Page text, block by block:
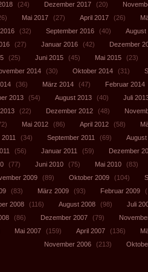
(24) Dezember 2017 (20)
Mai 2017 (27) April 2017 (26)
(32) September 2016 (40)
August
(27) Januar 2016 (42)
Dezember
(25) Juni 2015 (45) Mai 2015
(23)
2014 (30) Oktober 2014 (31)
(36) März 2014 (47) Februar 2014
2013 (54) August 2013 (40)
Juli
(22) Dezember 2012 (48)
Mai 2012 (86) April 2012 (58)
(34) September 2011 (69)
August
(56) Januar 2011 (59)
Dezember
(77) Juni 2010 (75) Mai 2010
(83)
2009 (89) Oktober 2009 (104)
(83) März 2009 (93) Februar 2009
2008 (116) August 2008 (98)
Juli
(86) Dezember 2007 (79)
Mai 2007 (159) April 2007 (136)
November 2006
(213)